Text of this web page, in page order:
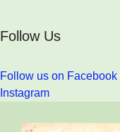
Follow Us
Follow us on Facebook
Instagram